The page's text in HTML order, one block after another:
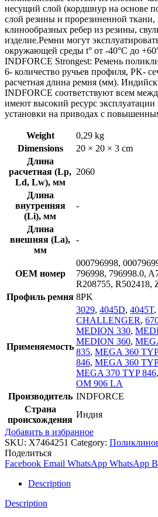
несущий слой (кордшнур на основе
слой резины и прорезиненной
клинообразных ребер из резины,
изделие.Ремни могут
окружающей среды t° от -40°С до
INDFORCE Strongest: Ремень
6- количество ручьев профиля, PK-
расчетная длина ремня (мм).
INDFORCE соответствуют всем
имеют высокий ресурс эксплуатации
установки на приводах с
Weight
0,29 kg
Dimensions
20 × 20 × 3 cm
Длина
расчетная (Lp,
Ld, Lw), мм
2060
Длина
внутренняя
(Li), мм
-
Длина
внешняя (La),
мм
-
OEM номер
000796998,
796998, 796998.0,
R208755, R502418,
Профиль ремня 8PK
Применяемость
3029, 4045D, 4045T,
CHALLENGER,
MEDION 330,
MEDION 360,
835, MEGA 360
846, MEGA 360
MEGA 370 TYP 846,
OM 906 LA
Производитель INDFORCE
Страна
происхождения
Индия
Добавить в избранное
SKU: X7464251 Category:
Поделиться
Facebook Email WhatsApp WhatsApp
Description
Description